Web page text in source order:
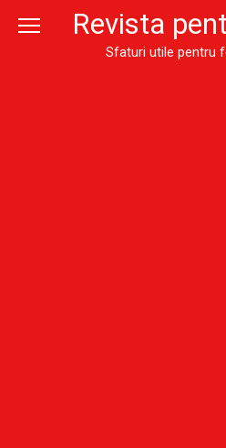
Revista
Sfaturi utile pentru